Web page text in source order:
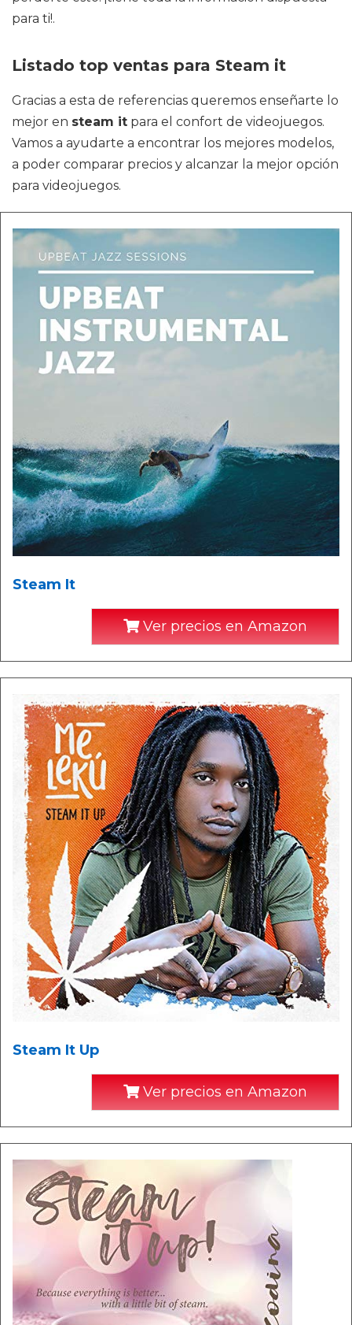
para ti!.
Listado top ventas para Steam it
Gracias a esta de referencias queremos enseñarte lo
mejor en steam it para el confort de videojuegos.
Vamos a ayudarte a encontrar los mejores modelos,
a poder comparar precios y alcanzar la mejor opción
para videojuegos.
Steam It
Ver precios en Amazon
Steam It Up
Ver precios en Amazon